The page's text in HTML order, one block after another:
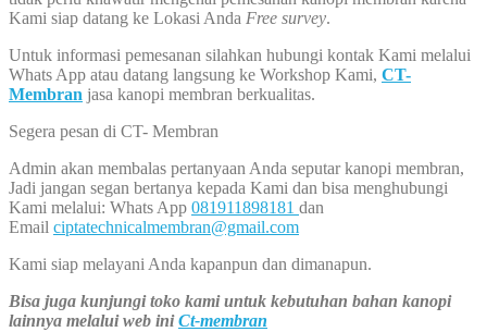
Kami siap datang ke Lokasi Anda Free survey.
Untuk informasi pemesanan silahkan hubungi kontak Kami melalui
Whats App atau datang langsung ke Workshop Kami, CT-
Membran jasa kanopi membran berkualitas.
Segera pesan di CT- Membran
Admin akan membalas pertanyaan Anda seputar kanopi membran,
Jadi jangan segan bertanya kepada Kami dan bisa menghubungi
Kami melalui: Whats App 081911898181 dan
Email ciptatechnicalmembran@gmail.com
Kami siap melayani Anda kapanpun dan dimanapun.
Bisa juga kunjungi toko kami untuk kebutuhan bahan kanopi
lainnya melalui web iniCt-membran